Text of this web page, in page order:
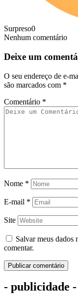
Surpreso0
Nenhum comentário
Deixe um
O seu endereço de e-
são marcados com *
Comentário *
Nome *
E-mail *
Site
Salvar meus dados
comentar.
- publicidade -